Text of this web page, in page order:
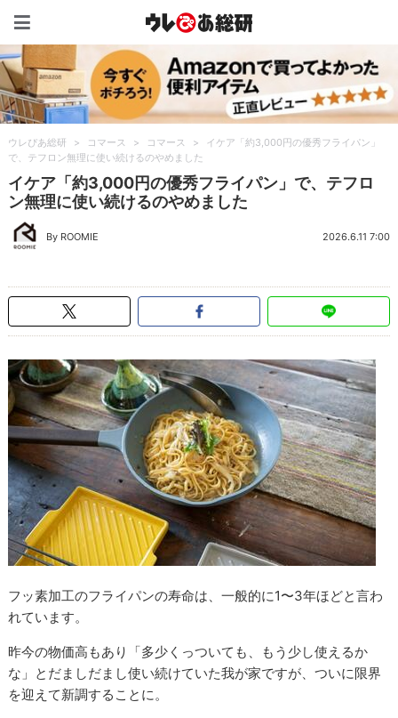
ウレぴあ総研 > コマース > コマース >
イケア「約3,000円の優秀フライパン」
で、テフロン無理に使い続けるのやめました
イケア「約3,000円の優秀フライパン」で、テフロ
ン無理に使い続けるのやめました
By ROOMIE 2026.6.11 7:00
フッ素加工のフライパンの寿命は、一般的に1〜3年ほどと言わ
れています。
昨今の物価高もあり「多少くっついても、もう少し使えるか
な」とだましだまし使い続けていた我が家ですが、ついに限界
を迎えて新調することに。